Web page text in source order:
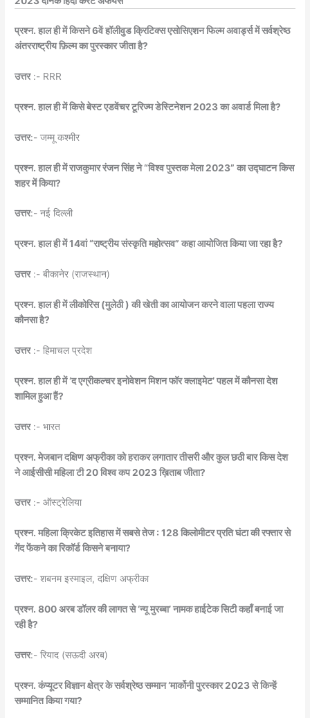
प्रश्न. हाल ही में किसने 6वें हॉलीवुड क्रिटिक्स एसोसिएशन फिल्म अवार्ड्स में सर्वश्रेष्ठ
अंतरराष्ट्रीय फ़िल्म का पुरस्कार जीता है?
उत्तर:- RRR
प्रश्न. हाल ही में किसे बेस्ट एडवेंचर टूरिज्म डेस्टिनेशन 2023 का अवार्ड मिला है?
उत्तर:- जम्मू कश्मीर
प्रश्न. हाल ही में राजकुमार रंजन सिंह ने “विश्व पुस्तक मेला 2023” का उद्घाटन किस
शहर में किया?
उत्तर:- नई दिल्ली
प्रश्न. हाल ही में 14वां “राष्ट्रीय संस्कृति महोत्सव” कहा आयोजित किया जा रहा है?
उत्तर:- बीकानेर (राजस्थान)
प्रश्न. हाल ही में लीकोरिस (मुलेठी ) की खेती का आयोजन करने वाला पहला राज्य
कौनसा है?
उत्तर:- हिमाचल प्रदेश
प्रश्न. हाल ही में ‘द एग्रीकल्चर इनोवेशन मिशन फॉर क्लाइमेट’ पहल में कौनसा देश
शामिल हुआ हैं?
उत्तर:- भारत
प्रश्न. मेजबान दक्षिण अफ्रीका को हराकर लगातार तीसरी और कुल छठी बार किस देश
ने आईसीसी महिला टी 20 विश्व कप 2023 ख़िताब जीता?
उत्तर:- ऑस्ट्रेलिया
प्रश्न. महिला क्रिकेट इतिहास में सबसे तेज : 128 किलोमीटर प्रति घंटा की रफ्तार से
गेंद फेंकने का रिकॉर्ड किसने बनाया?
उत्तर:- शबनम इस्माइल, दक्षिण अफ्रीका
प्रश्न. 800 अरब डॉलर की लागत से ‘न्यू मुरब्बा’ नामक हाईटेक सिटी कहाँ बनाई जा
रही है?
उत्तर:- रियाद (सऊदी अरब)
प्रश्न. कंप्यूटर विज्ञान क्षेत्र के सर्वश्रेष्ठ सम्मान ‘मार्कोनी पुरस्कार 2023 से किन्हें
सम्मानित किया गया?